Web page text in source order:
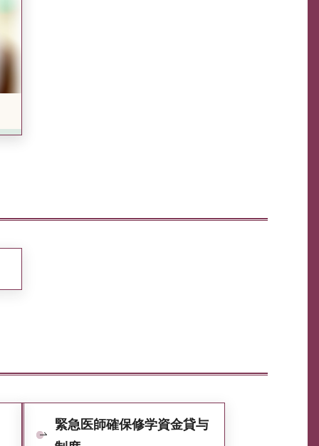
緊急医師確保修学資金貸与